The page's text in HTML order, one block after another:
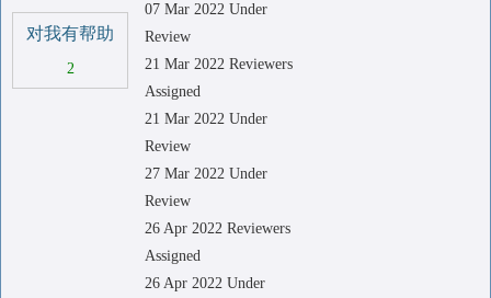
对我有帮助
2
07 Mar 2022 Under
Review
21 Mar 2022 Reviewers
Assigned
21 Mar 2022 Under
Review
27 Mar 2022 Under
Review
26 Apr 2022 Reviewers
Assigned
26 Apr 2022 Under